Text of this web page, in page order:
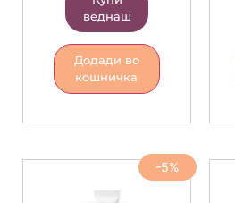
веднаш
Додади во
кошничка
-5%